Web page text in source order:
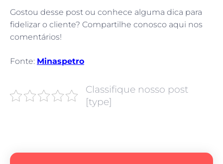
Gostou desse post ou conhece alguma dica para
fidelizar o cliente? Compartilhe conosco aqui nos
comentários!
Fonte: Minaspetro
Classifique nosso post
[type]